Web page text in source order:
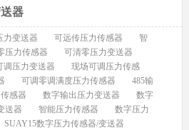
器
力变送器 可远传压力传感器
智
压力传感器
可清零压力变送器
调压力变送器
现场可调压力传感
可调零调满度压力传感器
485输
感器 数字输出压力变送器
数字
送器 智能压力传感器
数字压力
SUAY15数字压力传感器/变送器